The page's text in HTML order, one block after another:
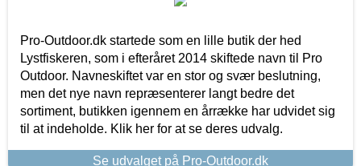
Pro-Outdoor.dk startede som en lille butik der hed
Lystfiskeren, som i efteråret 2014 skiftede navn til Pro
Outdoor. Navneskiftet var en stor og svær beslutning,
men det nye navn repræsenterer langt bedre det
sortiment, butikken igennem en årrække har udvidet sig
til at indeholde. Klik her for at se deres udvalg.
Se udvalget på Pro-Outdoor.dk